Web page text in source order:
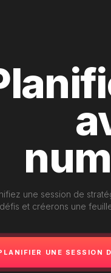
une session de
et créerons une
UNE SESSION